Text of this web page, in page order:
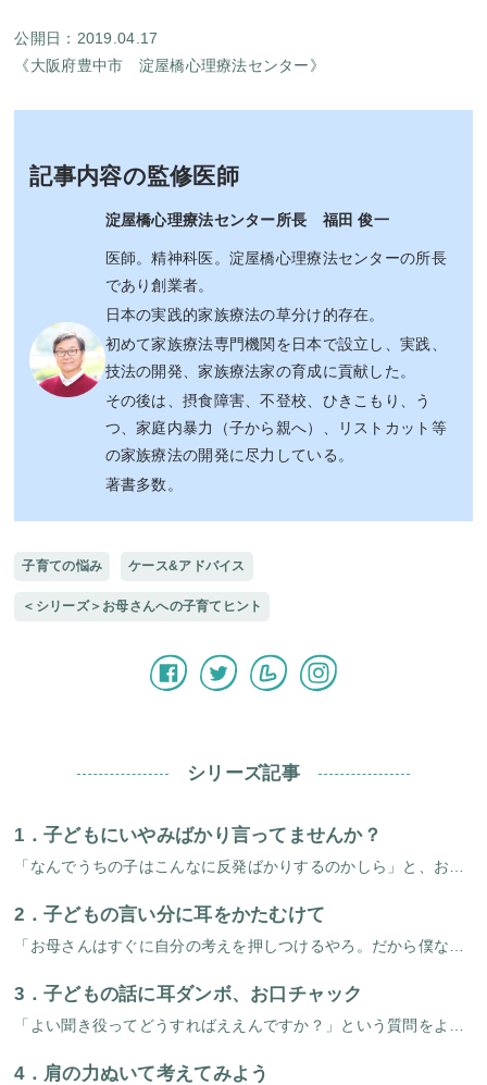
公開日：2019.04.17
《大阪府豊中市 淀屋橋心理療法センター》
記事内容の監修医師
淀屋橋心理療法センター所長 福田 俊一
医師。精神科医。淀屋橋心理療法センターの所長
であり創業者。
日本の実践的家族療法の草分け的存在。
初めて家族療法専門機関を日本で設立し、実践、
技法の開発、家族療法家の育成に貢献した。
その後は、摂食障害、不登校、ひきこもり、う
つ、家庭内暴力（子から親へ）、リストカット等
の家族療法の開発に尽力している。
著書多数。
子育ての悩み ケース&アドバイス
＜シリーズ＞お母さんへの子育てヒント
シリーズ記事
1． 子どもにいやみばかり言ってませんか？
2． 子どもの言い分に耳をかたむけて
3． 子どもの話に耳ダンボ、お口チャック
4． 肩の力ぬいて考えてみよう